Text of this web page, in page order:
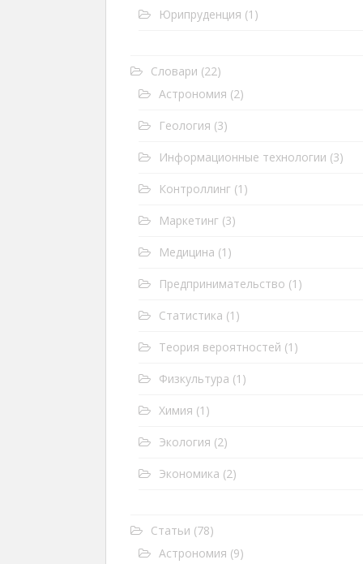
Юрипруденция (1)
Словари (22)
Астрономия (2)
Геология (3)
Информационные технологии (3)
Контроллинг (1)
Маркетинг (3)
Медицина (1)
Предпринимательство (1)
Статистика (1)
Теория вероятностей (1)
Физкультура (1)
Химия (1)
Экология (2)
Экономика (2)
Статьи (78)
Астрономия (9)